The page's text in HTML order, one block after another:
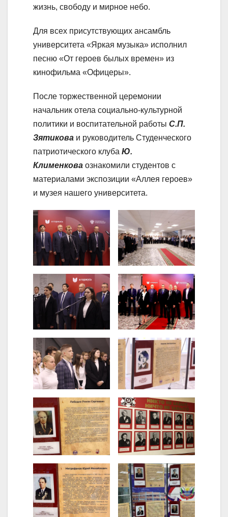
жизнь, свободу и мирное небо.
Для всех присутствующих ансамбль
университета «Яркая музыка» исполнил
песню «От героев былых времен» из
кинофильма «Офицеры».
После торжественной церемонии
начальник отела социально-культурной
политики и воспитательной работы С.П.
Зятикова и руководитель Студенческого
патриотического клуба Ю.
Клименкова ознакомили студентов с
материалами экспозиции «Аллея героев»
и музея нашего университета.